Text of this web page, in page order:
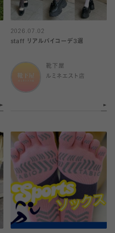
2026.07.02
staff リアルバイコーデ3選
靴下屋
ルミネエスト店